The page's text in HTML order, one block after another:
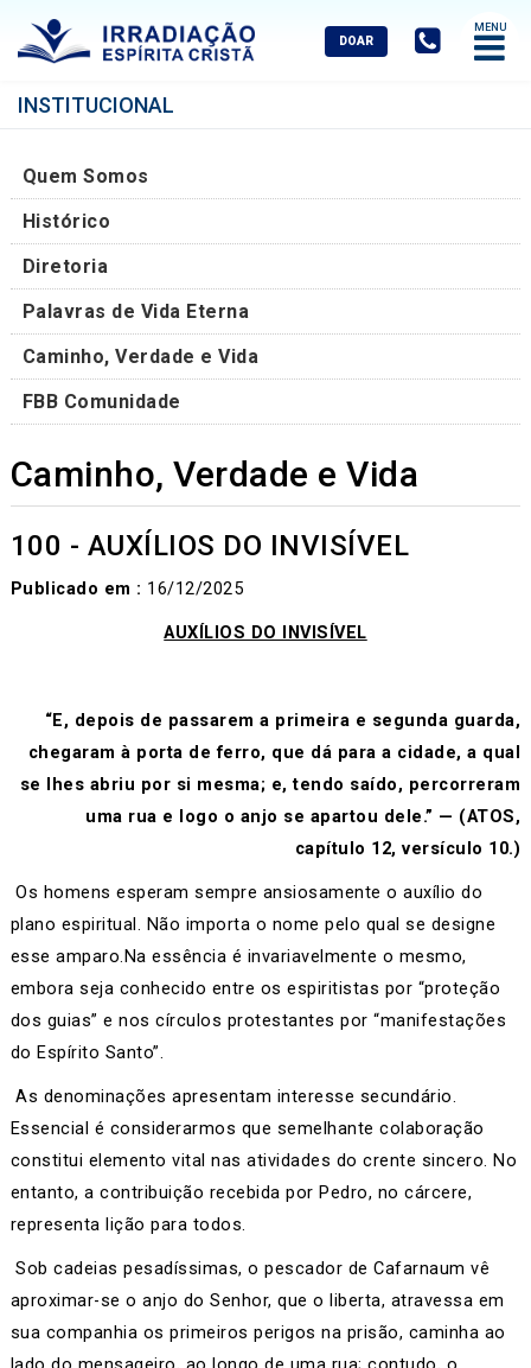
Abrir
Menu
INSTITUCIONAL
Quem Somos
Histórico
Diretoria
Palavras de Vida Eterna
Caminho, Verdade e Vida
FBB Comunidade
Caminho, Verdade e Vida
100 - AUXÍLIOS DO INVISÍVEL
Publicado em : 16/12/2025
AUXÍLIOS DO INVISÍVEL
“E, depois de passarem a primeira e segunda guarda,
chegaram à porta de ferro, que dá para a cidade, a qual
se lhes abriu por si mesma; e, tendo saído, percorreram
uma rua e logo o anjo se apartou dele.” — (ATOS,
capítulo 12, versículo 10.)
Os homens esperam sempre ansiosamente o auxílio do
plano espiritual. Não importa o nome pelo qual se designe
esse amparo.Na essência é invariavelmente o mesmo,
embora seja conhecido entre os espiritistas por “proteção
dos guias” e nos círculos protestantes por “manifestações
do Espírito Santo”.
As denominações apresentam interesse secundário.
Essencial é considerarmos que semelhante colaboração
constitui elemento vital nas atividades do crente sincero. No
entanto, a contribuição recebida por Pedro, no cárcere,
representa lição para todos.
Sob cadeias pesadíssimas, o pescador de Cafarnaum vê
aproximar-se o anjo do Senhor, que o liberta, atravessa em
sua companhia os primeiros perigos na prisão, caminha ao